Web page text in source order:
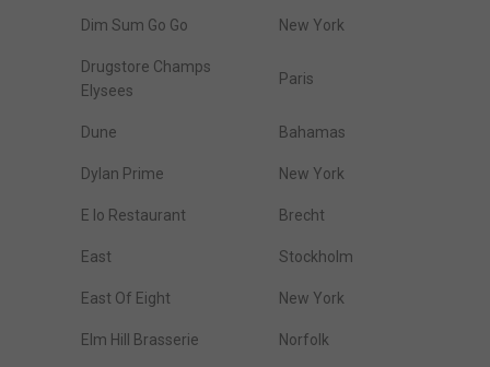
Dim Sum Go Go New York
Drugstore Champs
Elysees
Paris
Dune Bahamas
Dylan Prime New York
E Io Restaurant Brecht
East Stockholm
East Of Eight New York
Elm Hill Brasserie Norfolk